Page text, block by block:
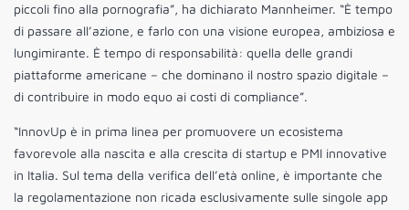
piccoli fino alla pornografia”, ha dichiarato Mannheimer. “È tempo
di passare all’azione, e farlo con una visione europea, ambiziosa e
lungimirante. È tempo di responsabilità: quella delle grandi
piattaforme americane – che dominano il nostro spazio digitale –
di contribuire in modo equo ai costi di compliance”.
“InnovUp è in prima linea per promuovere un ecosistema
favorevole alla nascita e alla crescita di startup e PMI innovative
in Italia. Sul tema della verifica dell’età online, è importante che
la regolamentazione non ricada esclusivamente sulle singole app